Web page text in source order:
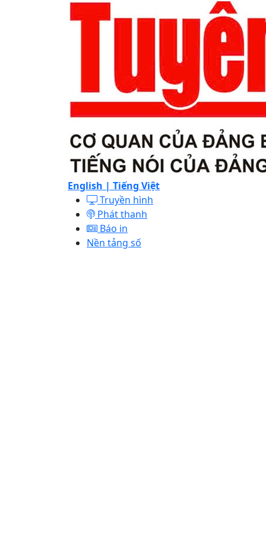
English | Tiếng Việt
Truyền hình
Phát thanh
Báo in
Nền tảng số